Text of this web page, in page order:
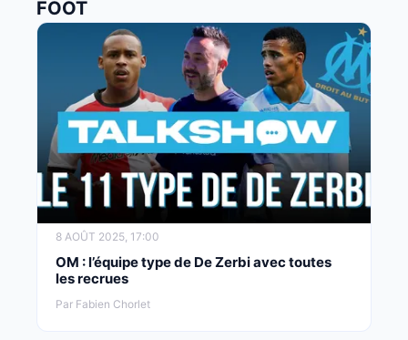
FOOT
8 AOÛT 2025, 17:00
OM : l’équipe type de De Zerbi avec toutes
les recrues
Par Fabien Chorlet